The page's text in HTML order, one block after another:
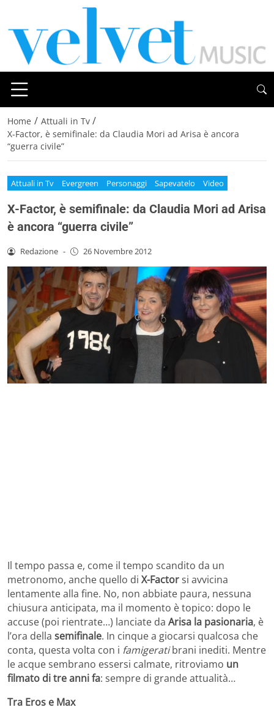
Home / Attuali in Tv /
X-Factor, è semifinale: da Claudia Mori ad Arisa è ancora
“guerra civile”
Attuali in Tv Evergreen Personaggi Sapevatelo Video
X-Factor, è semifinale: da Claudia Mori ad Arisa
è ancora “guerra civile”
Redazione - 26 Novembre 2012
Il tempo passa e, come il tempo scandito da un
metronomo, anche quello di X-Factorsi avvicina
lentamente alla fine. No, non abbiate paura, nessuna
chiusura anticipata, ma il momento è topico: dopo le
accuse (poi rientrate…) lanciate da Arisa la pasionaria, è
l’ora della semifinale. In cinque a giocarsi qualcosa che
conta, questa volta con i famigeratibrani inediti. Mentre
le acque sembrano essersi calmate, ritroviamo un
filmato di tre anni fa: sempre di grande attualità…
Tra Eros e Max